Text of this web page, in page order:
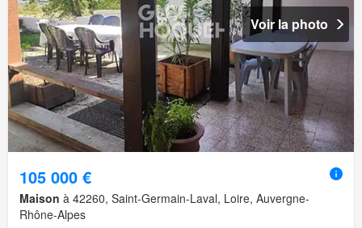
Voir la photo
105 000 €
Maison à 42260, Saint-Germain-Laval, Loire, Auvergne-
Rhône-Alpes